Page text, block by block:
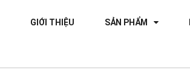
GIỚI THIỆU SẢN PHẨM